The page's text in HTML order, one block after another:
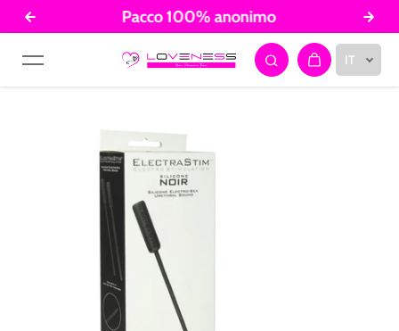
Salta al contenuto Pacco 100% anonimo
IT